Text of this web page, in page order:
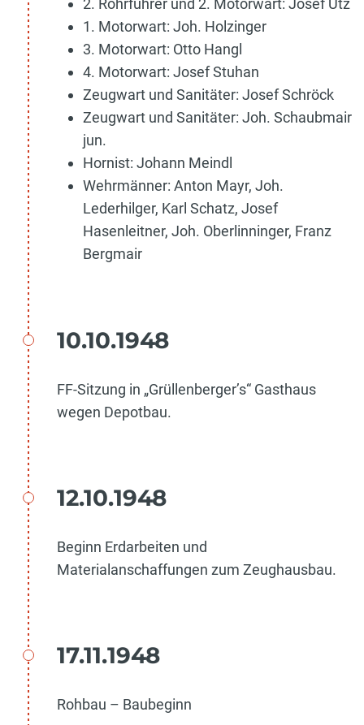
2. Rohrführer und 2. Motorwart: Josef Utz
1. Motorwart: Joh. Holzinger
3. Motorwart: Otto Hangl
4. Motorwart: Josef Stuhan
Zeugwart und Sanitäter: Josef Schröck
Zeugwart und Sanitäter: Joh. Schaubmair
jun.
Hornist: Johann Meindl
Wehrmänner: Anton Mayr, Joh.
Lederhilger, Karl Schatz, Josef
Hasenleitner, Joh. Oberlinninger, Franz
Bergmair
10.10.1948
FF-Sitzung in „Grüllenberger’s“ Gasthaus
wegen Depotbau.
12.10.1948
Beginn Erdarbeiten und
Materialanschaffungen zum Zeughausbau.
17.11.1948
Rohbau – Baubeginn